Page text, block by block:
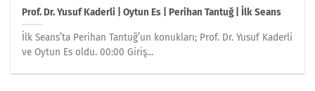
Prof. Dr. Yusuf Kaderli | Oytun Es | Perihan Tantuğ | İlk Seans
İlk Seans’ta Perihan Tantuğ’un konukları; Prof. Dr. Yusuf Kaderli
ve Oytun Es oldu. 00:00 Giriş...